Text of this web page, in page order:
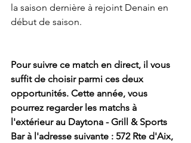
la saison dernière à rejoint Denain en
début de saison.
Pour suivre ce match en direct, il vous
suffit de choisir parmi ces deux
opportunités. Cette année, vous
pourrez regarder les matchs à
l'extérieur au Daytona - Grill & Sports
Bar à l'adresse suivante : 572 Rte d'Aix,